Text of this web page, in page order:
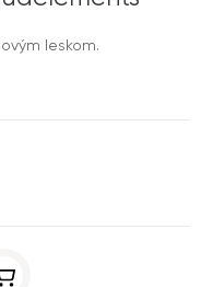
leskom.